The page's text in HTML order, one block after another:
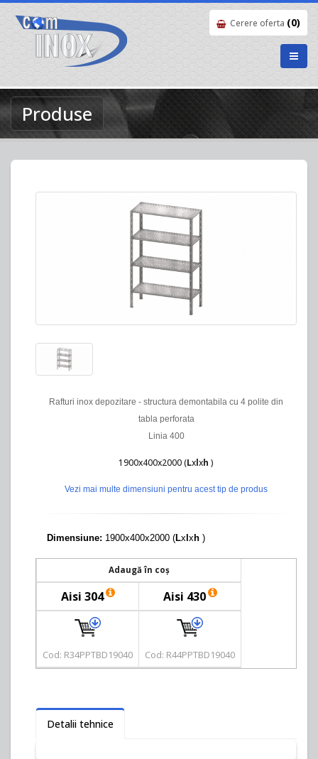
Cerere oferta (0)
Produse
Rafturi inox depozitare - structura demontabila cu 4 polite din
tabla perforata
Linia 400
1900x400x2000 (Lxlxh )
Vezi mai multe dimensiuni pentru acest tip de produs
Dimensiune: 1900x400x2000 (Lxlxh )
Adaugă în coș
Aisi 304 Aisi 430
Cod: R34PPTBD19040 Cod: R44PPTBD19040
Detalii tehnice